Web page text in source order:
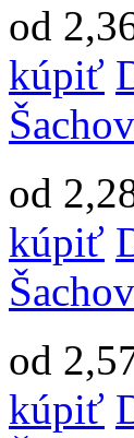
od
kúpiť
od
kúpiť
od
kúpiť